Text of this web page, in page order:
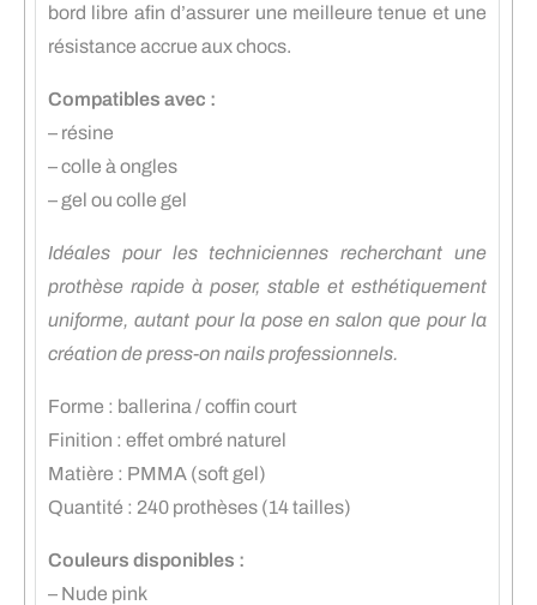
bord libre afin d’assurer une meilleure tenue et une
résistance accrue aux chocs.
Compatibles avec :
– résine
– colle à ongles
– gel ou colle gel
Idéales pour les techniciennes recherchant une
prothèse rapide à poser, stable et esthétiquement
uniforme, autant pour la pose en salon que pour la
création de press-on nails professionnels.
Forme : ballerina / coffin court
Finition : effet ombré naturel
Matière : PMMA (soft gel)
Quantité : 240 prothèses (14 tailles)
Couleurs disponibles :
– Nude pink